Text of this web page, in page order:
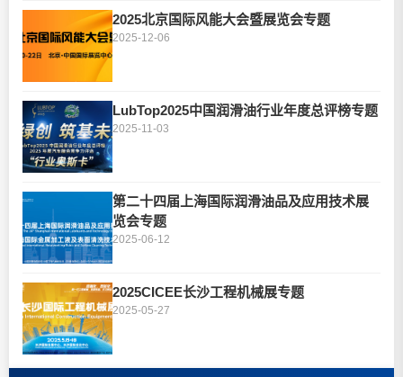
2025北京国际风能大会暨展览会专题
2025-12-06
LubTop2025中国润滑油行业年度总评榜专题
2025-11-03
第二十四届上海国际润滑油品及应用技术展
览会专题
2025-06-12
2025CICEE长沙工程机械展专题
2025-05-27